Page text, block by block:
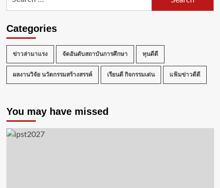
Categories
ข่าวล่ามาแรง จัดอันดับสถาบันการศึกษา ทุนดีดี
ผลงานวิจัย นวัตกรรมสร้างสรรค์ เรียนดี กิจกรรมเด่น แฟ้มข่าวดีดี
You may have missed